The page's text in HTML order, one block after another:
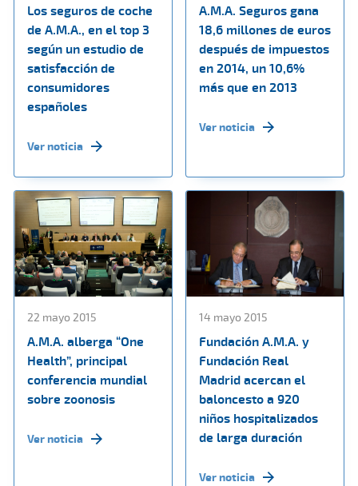
Los seguros de coche
de A.M.A., en el top 3
según un estudio de
satisfacción de
consumidores
españoles
Ver noticia
A.M.A. Seguros gana
18,6 millones de euros
después de impuestos
en 2014, un 10,6%
más que en 2013
Ver noticia
22 mayo 2015
A.M.A. alberga “One
Health”, principal
conferencia mundial
sobre zoonosis
Ver noticia
14 mayo 2015
Fundación A.M.A. y
Fundación Real
Madrid acercan el
baloncesto a 920
niños hospitalizados
de larga duración
Ver noticia